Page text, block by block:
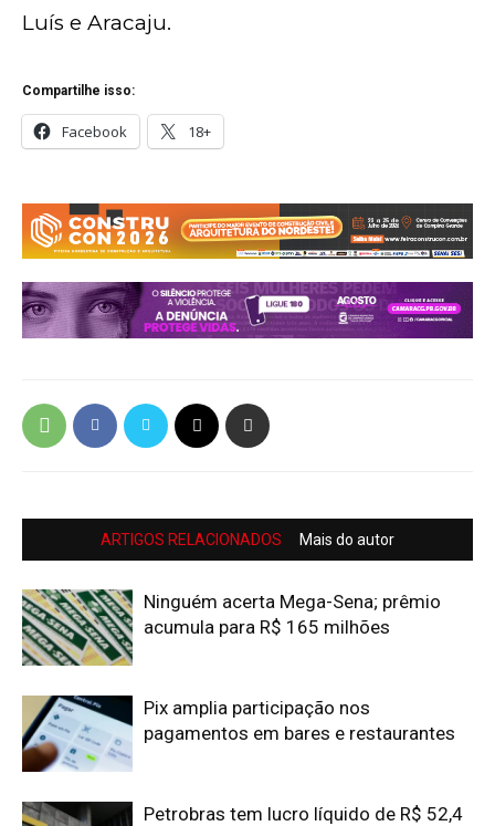
Luís e Aracaju.
Compartilhe isso:
Facebook 18+
ARTIGOS RELACIONADOS Mais do autor
Ninguém acerta Mega-Sena; prêmio
acumula para R$ 165 milhões
Pix amplia participação nos
pagamentos em bares e restaurantes
Petrobras tem lucro líquido de R$ 52,4